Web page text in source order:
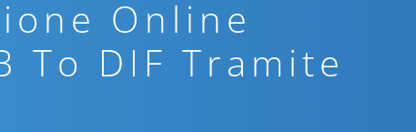
Online
To DIF Tramite